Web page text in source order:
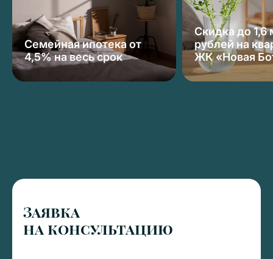
Семейная ипотека от
4,5% на весь срок
Скидка до 1,6
рублей на
ЖК «Новая
Заявка
на консультацию